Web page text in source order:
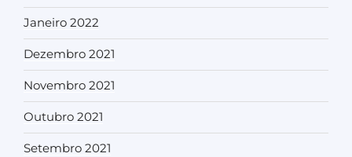
Janeiro 2022
Dezembro 2021
Novembro 2021
Outubro 2021
Setembro 2021